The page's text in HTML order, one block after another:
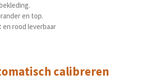
en top.
rood leverbaar
calibreren